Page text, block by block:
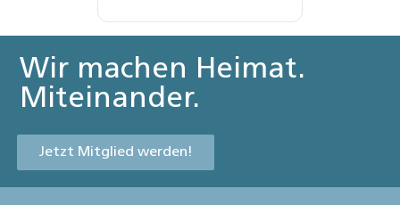
Wir machen Heimat.
Miteinander.
Jetzt Mitglied werden!